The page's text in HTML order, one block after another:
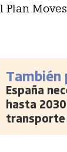
Plan
También
España
hasta